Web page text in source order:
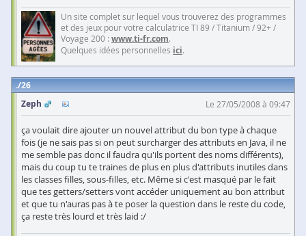
Un site complet sur lequel vous trouverez des programmes
et des jeux pour votre calculatrice TI 89 / Titanium / 92+ /
Voyage 200 : www.ti-fr.com.
Quelques idées personnelles ici.
26
Zeph
Le 27/05/2008 à 09:47
ça voulait dire ajouter un nouvel attribut du bon type à chaque
fois (je ne sais pas si on peut surcharger des attributs en Java, il ne
me semble pas donc il faudra qu'ils portent des noms différents),
mais du coup tu te traines de plus en plus d'attributs inutiles dans
les classes filles, sous-filles, etc. Même si c'est masqué par le fait
que tes getters/setters vont accéder uniquement au bon attribut
et que tu n'auras pas à te poser la question dans le reste du code,
ça reste très lourd et très laid :/